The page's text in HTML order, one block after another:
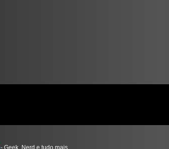
- Geek, Nerd e tudo mais